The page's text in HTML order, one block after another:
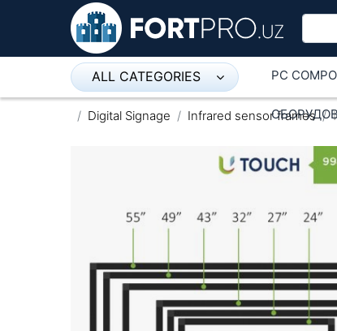
ALL CATEGORIES
Микрофон
Оборудование Mikrotik
Пылесос
ADSL, Wan / Lan Routers, Wi-Fi
PC
Digital Signage Infrared sensor frames